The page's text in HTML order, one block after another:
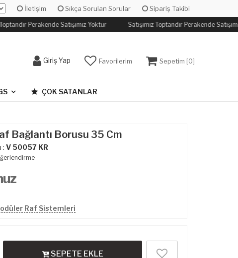
İletişim Sıkça Sorulan Sorular Sipariş Takibi
Toptandır Perakende Satışımız Yoktur Satışımız Toptandır Perakende
Giriş Yap Favorilerim Sepetim [0]
ÇOK SATANLAR
Bağlantı Borusu 35 Cm
: V 50057 KR
Raf Sistemleri
SEPETE EKLE